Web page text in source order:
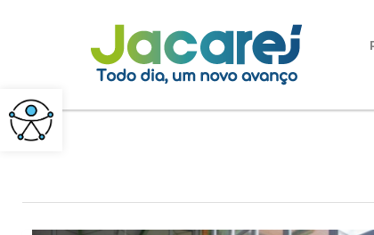
Pular para o conteúdo